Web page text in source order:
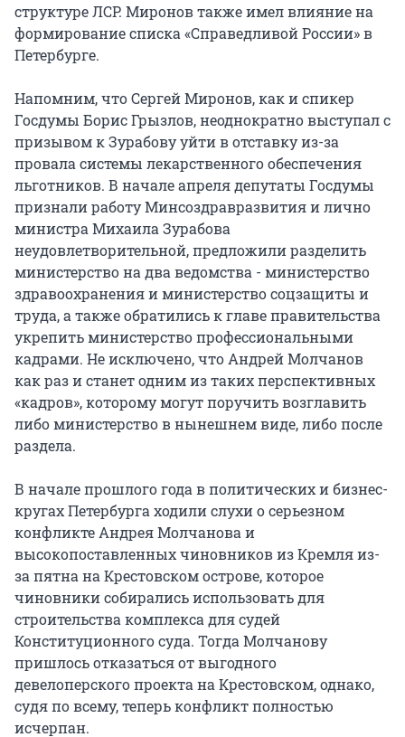
структуре ЛСР. Миронов также имел влияние на
формирование списка «Справедливой России» в
Петербурге.
Напомним, что Сергей Миронов, как и спикер
Госдумы Борис Грызлов, неоднократно выступал с
призывом к Зурабову уйти в отставку из-за
провала системы лекарственного обеспечения
льготников. В начале апреля депутаты Госдумы
признали работу Минсоздравразвития и лично
министра Михаила Зурабова
неудовлетворительной, предложили разделить
министерство на два ведомства - министерство
здравоохранения и министерство соцзащиты и
труда, а также обратились к главе правительства
укрепить министерство профессиональными
кадрами. Не исключено, что Андрей Молчанов
как раз и станет одним из таких перспективных
«кадров», которому могут поручить возглавить
либо министерство в нынешнем виде, либо после
раздела.
В начале прошлого года в политических и бизнес-
кругах Петербурга ходили слухи о серьезном
конфликте Андрея Молчанова и
высокопоставленных чиновников из Кремля из-
за пятна на Крестовском острове, которое
чиновники собирались использовать для
строительства комплекса для судей
Конституционного суда. Тогда Молчанову
пришлось отказаться от выгодного
девелоперского проекта на Крестовском, однако,
судя по всему, теперь конфликт полностью
исчерпан.